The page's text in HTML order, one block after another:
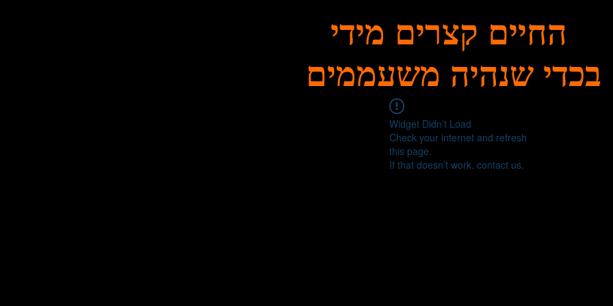
בכדי שנהיה משעממים
Widget Didn’t Load
Check your internet and refresh
this page.
If that doesn’t work, contact us.